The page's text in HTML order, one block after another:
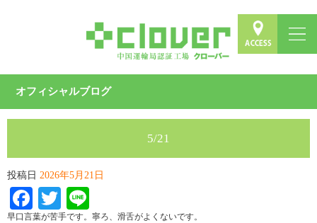
オフィシャルブログ
5/21
投稿日 2026年5月21日
Facebook
Twitter
早口言葉が苦手です。寧ろ、滑舌がよくないです。